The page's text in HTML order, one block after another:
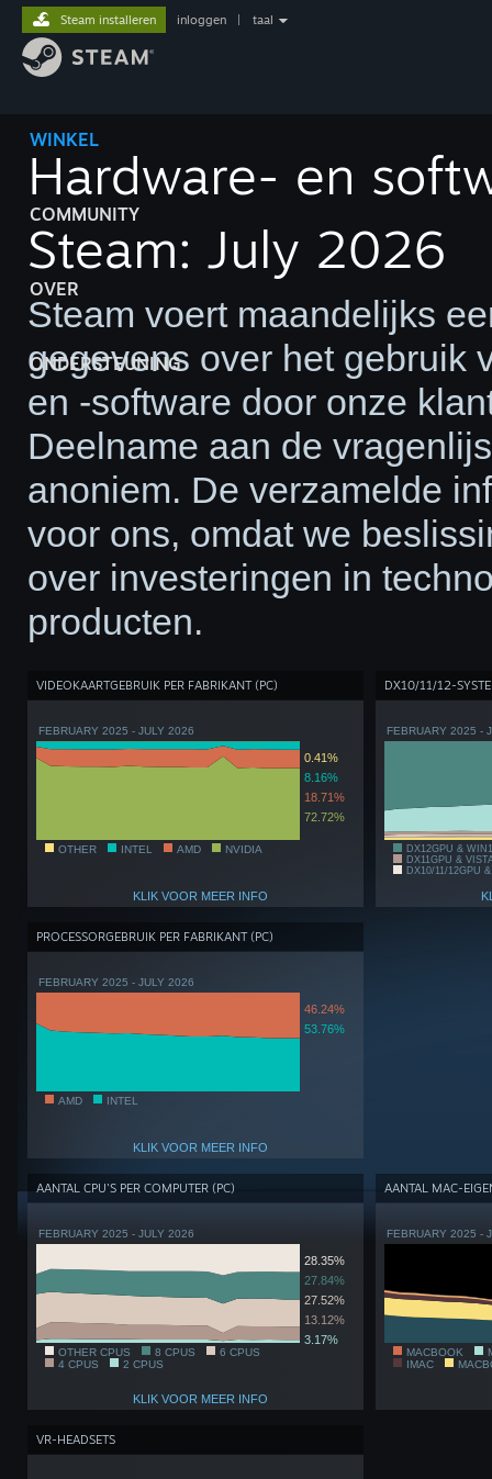
WINKEL
COMMUNITY
OVER
ONDERSTEUNING
Steam installeren inloggen taal
Hardware- en
Steam: July 2026
Steam voert maandelijks
gegevens over het gebruik
en -software door onze
Deelname aan de
anoniem. De verzamelde
voor ons, omdat we
over investeringen in
producten.
VIDEOKAARTGEBRUIK PER FABRIKANT (PC)
FEBRUARY 2025 - JULY 2026
0.41%
8.16%
18.71%
72.72%
OTHER INTEL AMD NVIDIA
KLIK VOOR MEER INFO
DX10/11/12-
FEBRUARY 2025 -
DX12GPU &
DX11GPU &
DX10/11/12GPU
PROCESSORGEBRUIK PER FABRIKANT (PC)
FEBRUARY 2025 - JULY 2026
46.24%
53.76%
AMD INTEL
KLIK VOOR MEER INFO
AANTAL CPU'S PER COMPUTER (PC)
FEBRUARY 2025 - JULY 2026
28.35%
27.84%
27.52%
13.12%
3.17%
OTHER CPUS 8 CPUS
6 CPUS
4 CPUS
2 CPUS
KLIK VOOR MEER INFO
AANTAL MAC-
FEBRUARY 2025 -
MACBOOK
IMAC
VR-HEADSETS